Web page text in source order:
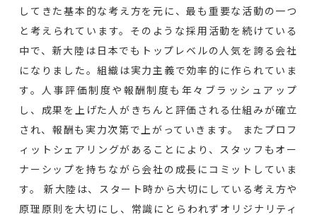
してきた基本的な考え方を元に、最も重要な活動の一つ
と考えられています。そのような採用活動を続けている
中で、新大陸は日本でもトップレベルの人気を誇る会社
になりました。組織は実力主義で効率的に作られていま
す。人事評価制度や報酬制度も年々ブラッシュアップ
し、成果を上げた人がきちんと評価される仕組みが確立
され、報酬も実力次第で上がっていきます。 またプロフ
ィットシェアリングがあることにより、スタッフもオー
ナーシップを持ちながら会社の成長にコミットしていま
す。 新大陸は、スタート時から大切にしている考え方や
原理原則を大切にし、常識にとらわれずオリジナリティ